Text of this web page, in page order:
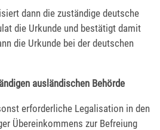
dann die zuständige deutsche
die Urkunde und bestätigt damit
die Urkunde bei der deutschen
ausländischen Behörde
erforderliche Legalisation in den
Übereinkommens zur Befreiung